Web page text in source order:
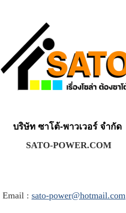
บริษัท ซาโต้-พาวเวอร์ จำกัด
SATO-POWER.COM
Email : sato-power@hotmail.com